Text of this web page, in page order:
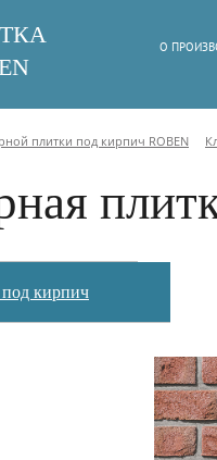
О
плитки под кирпич ROBEN
кирпич